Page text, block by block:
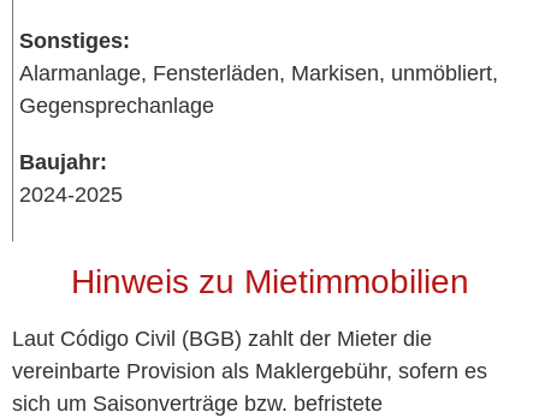
Sonstiges:
Alarmanlage, Fensterläden, Markisen, unmöbliert,
Gegensprechanlage
Baujahr:
2024-2025
Hinweis zu Mietimmobilien
Laut Código Civil (BGB) zahlt der Mieter die
vereinbarte Provision als Maklergebühr, sofern es
sich um Saisonverträge bzw. befristete